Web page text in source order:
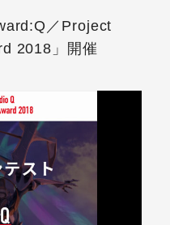
／Project
2018」開催